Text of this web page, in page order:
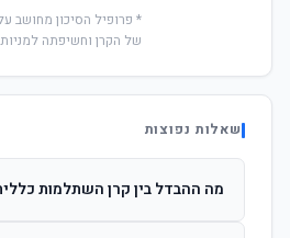
* פרופיל הסיכון מחושב
של הקרן וחשיפתה
שאלות נפוצות
מה ההבדל בין קרן השתלמות